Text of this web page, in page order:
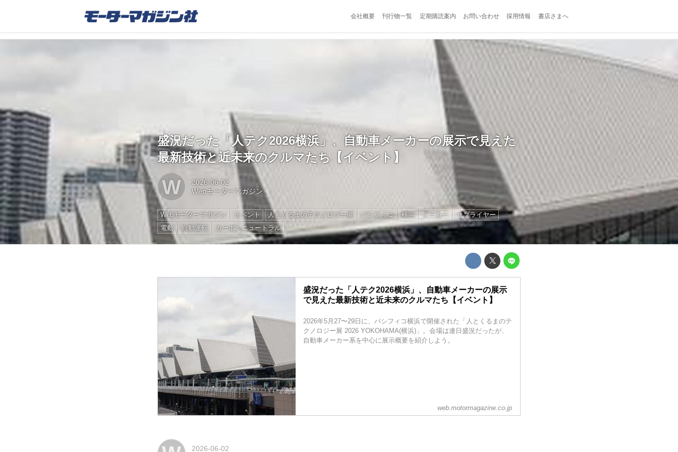
会社概要 刊行物一覧 定期購読案内 お問い合わせ 採用情報 書店さまへ
盛況だった「人テク2026横浜」、自動車メーカーの展示で見えた
最新技術と近未来のクルマたち【イベント】
W
2026-06-02
Webモーターマガジン
Webモーターマガジン イベント 人とくるまのテクノロジー展 パシフィコ 横浜 メーカー
サプライヤー
電動
自動運転 カーボンニュートラル
盛況だった「人テク2026横浜」、自動車メーカーの展示
で見えた最新技術と近未来のクルマたち【イベント】
2026年5月27〜29日に、パシフィコ横浜で開催された「人とくるまのテ
クノロジー展 2026 YOKOHAMA(横浜)」。会場は連日盛況だったが、
自動車メーカー系を中心に展示概要を紹介しよう。
web.motormagazine.co.jp
2026-06-02